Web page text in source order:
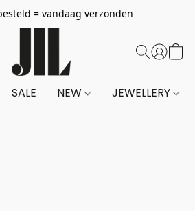
= vandaag verzonden
SALE NEW JEWELLERY